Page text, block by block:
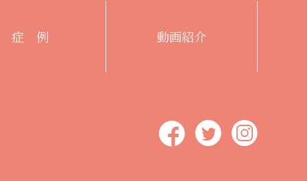
症 例 動画紹介